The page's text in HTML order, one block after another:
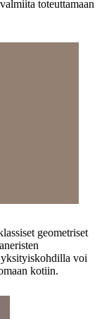
toteuttamaan
geometriset
voi
kotiin.